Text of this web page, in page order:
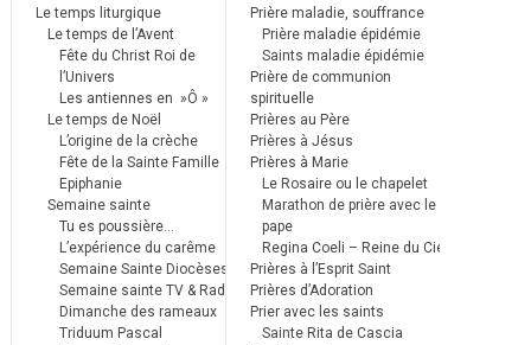
Le temps liturgique
Le temps de l’Avent
Fête du Christ Roi de
l’Univers
Les antiennes en »Ô »
Le temps de Noël
L’origine de la crèche
Fête de la Sainte Famille
Epiphanie
Semaine sainte
Tu es poussière…
L’expérience du carême
Semaine Sainte Diocèses
Semaine sainte TV & Radio
Dimanche des rameaux
Triduum Pascal
Prière maladie, souffrance
Prière maladie épidémie
Saints maladie épidémie
Prière de communion
spirituelle
Prières au Père
Prières à Jésus
Prières à Marie
Le Rosaire ou le chapelet
Marathon de prière avec le
pape
Regina Coeli – Reine du Ciel
Prières à l’Esprit Saint
Prières d’Adoration
Prier avec les saints
Sainte Rita de Cascia